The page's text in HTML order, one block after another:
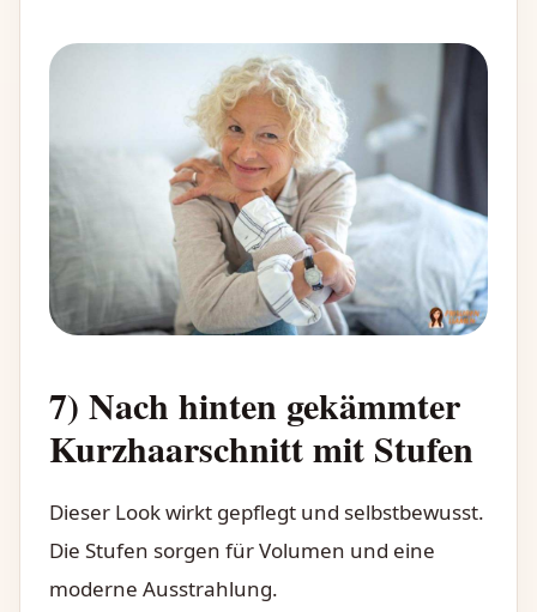
7) Nach hinten gekämmter
Kurzhaarschnitt mit Stufen
Dieser Look wirkt gepflegt und selbstbewusst.
Die Stufen sorgen für Volumen und eine
moderne Ausstrahlung.